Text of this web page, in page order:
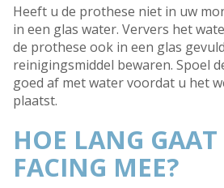
Heeft u de prothese niet in uw
in een glas water. Ververs het
de prothese ook in een glas
reinigingsmiddel bewaren. Spoel
goed af met water voordat u het
plaatst.
HOE LANG GAAT
FACING MEE?